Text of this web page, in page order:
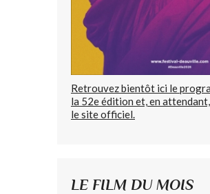
Retrouvez bientôt ici le
la 52e édition et, en
le site officiel.
LE FILM DU MOIS